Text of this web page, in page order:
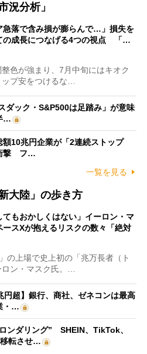
況分析」
急落で含み損が膨らんで…」損失を
の成長につなげる4つの視点 「…
色が強まり、7月中旬にはキオク
プ安をつけるな…
ダック・S&P500は足踏み」が意味
…
額10兆円企業が「2連続ストップ
撃 フ…
一覧を見る
大陸」の歩き方
てもおかしくはない」イーロン・マ
ースXが抱えるリスクの数々「絶対
の上場で史上初の「兆万長者（ト
ン・マスク氏。…
円超】銀行、商社、ゼネコンは最高
・…
ンダリング” SHEIN、TikTok、
転させ…